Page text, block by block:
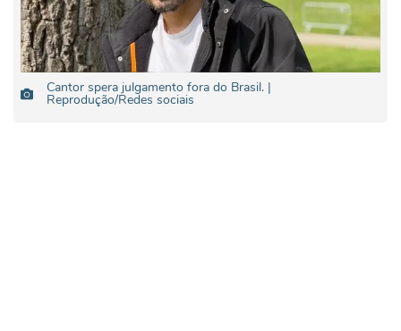
Cantor spera julgamento fora do Brasil. |
Reprodução/Redes sociais